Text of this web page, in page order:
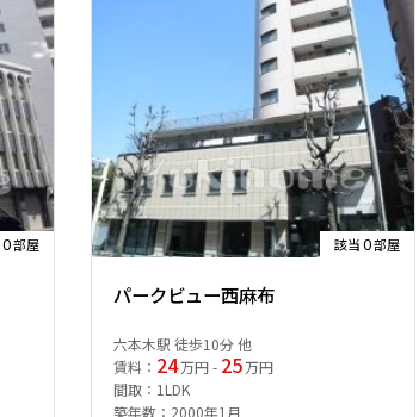
0部屋 該当 0部屋
パークビュー西麻布
六本木駅 徒歩10分 他
賃料： 24万円 - 25万円
間取：1LDK
築年数：2000年1月